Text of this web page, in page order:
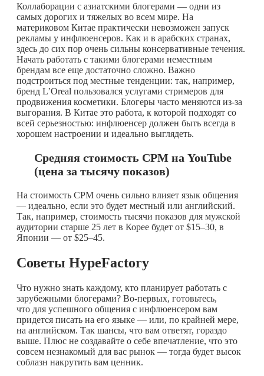
Коллаборации с азиатскими блогерами — одни из
самых дорогих и тяжелых во всем мире. На
материковом Китае практически невозможен запуск
рекламы у инфлюенсеров. Как и в арабских странах,
здесь до сих пор очень сильны консервативные течения.
Начать работать с такими блогерами неместным
брендам все еще достаточно сложно. Важно
подстроиться под местные тенденции: так, например,
бренд L’Oreal пользовался услугами стримеров для
продвижения косметики. Блогеры часто меняются из-за
выгорания. В Китае это работа, к которой подходят со
всей серьезностью: инфлюенсер должен быть всегда в
хорошем настроении и идеально выглядеть.
Средняя стоимость CPM на YouTube
(цена за тысячу показов)
На стоимость CPM очень сильно влияет язык общения
— идеально, если это будет местный или английский.
Так, например, стоимость тысячи показов для мужской
аудитории старше 25 лет в Корее будет от $15–30, в
Японии — от $25–45.
Советы HypeFactory
Что нужно знать каждому, кто планирует работать с
зарубежными блогерами? Во-первых, готовьтесь,
что для успешного общения с инфлюенсером вам
придется писать на его языке — или, по крайней мере,
на английском. Так шансы, что вам ответят, гораздо
выше. Плюс не создавайте о себе впечатление, что это
совсем незнакомый для вас рынок — тогда будет высок
соблазн накрутить вам ценник.